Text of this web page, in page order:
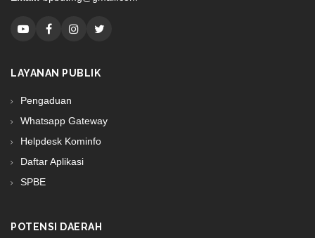
LAYANAN PUBLIK
Pengaduan
Whatsapp Gateway
Helpdesk Kominfo
Daftar Aplikasi
SPBE
POTENSI DAERAH